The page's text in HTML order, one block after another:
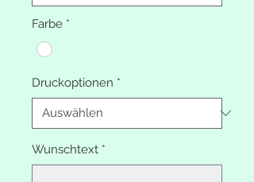
Farbe *
Druckoptionen *
Wunschtext *